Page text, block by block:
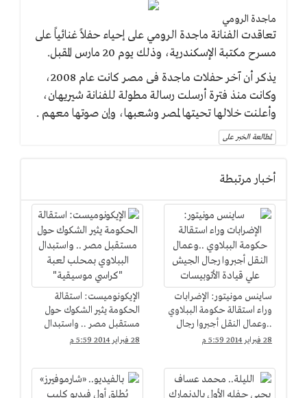
ماجدة الرومي
تعاقدت الفنانة ماجدة الرومي على إحياء حفلاً غنائياً على
مسرح مكتبة الإسكندرية، وذلك يوم 20 مارس المقبل.
يذكر أن آخر حفلات ماجدة فى مصر كانت عام 2008،
وكانت منذ فترة أرسلت رسالة مطولة للفنانة شيريهان،
وأعلنت خلالها تحيتها لمصر وشعبها، وإن صوتها معهم .
لمطالعة الخبر على
أخبار مرتبطة
ساينس مونيتور: الإضرابات
وراء استقالة حكومة الببلاوي
..وعمال النقل أجبروا رجال
الجيش علي قيادة
28 فبراير 2014 5:59 م
الإيكونوميست: استقالة
الحكومة يثير الشكوك حول
مستقبل مصر .. واستبدال
الببلاوي بمحلب لعبة
28 فبراير 2014 5:59 م